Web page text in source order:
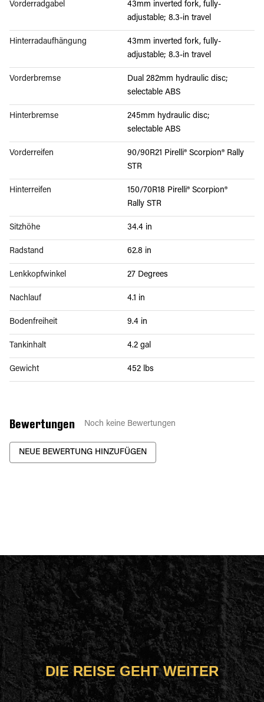
Vorderradgabel
43mm inverted fork, fully-
adjustable; 8.3-in travel
Hinterradaufhängung
43mm inverted fork, fully-
adjustable; 8.3-in travel
Vorderbremse
Dual 282mm hydraulic disc;
selectable ABS
Hinterbremse
245mm hydraulic disc;
selectable ABS
Vorderreifen
90/90R21 Pirelli® Scorpion® Rally
STR
Hinterreifen
150/70R18 Pirelli® Scorpion®
Rally STR
Sitzhöhe 34.4 in
Radstand 62.8 in
Lenkkopfwinkel 27 Degrees
Nachlauf 4.1 in
Bodenfreiheit 9.4 in
Tankinhalt 4.2 gal
Gewicht 452 lbs
Bewertungen Noch keine Bewertungen
NEUE BEWERTUNG HINZUFÜGEN
DIE REISE GEHT WEITER